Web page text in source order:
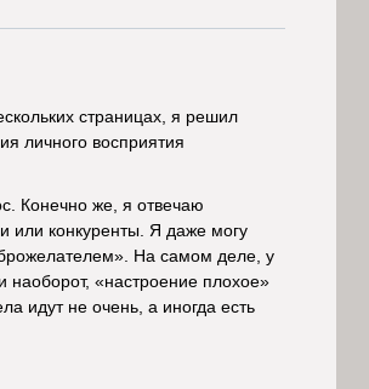
страницах, я решил
личного восприятия
Конечно же, я отвечаю
или конкуренты. Я даже могу
На самом деле, у
наоборот, «настроение плохое»
идут не очень, а иногда есть